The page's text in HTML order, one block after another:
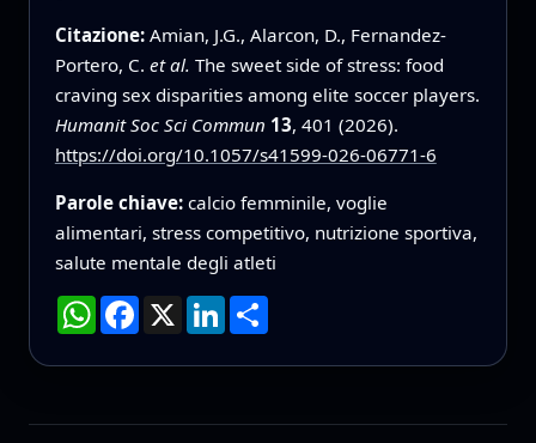
Citazione: Amian, J.G., Alarcon, D., Fernandez-
Portero, C. et al. The sweet side of stress: food
craving sex disparities among elite soccer players.
Humanit Soc Sci Commun 13, 401 (2026).
https://doi.org/10.1057/s41599-026-06771-6
Parole chiave: calcio femminile, voglie
alimentari, stress competitivo, nutrizione sportiva,
salute mentale degli atleti
WhatsApp
Facebook
X LinkedInCondividi